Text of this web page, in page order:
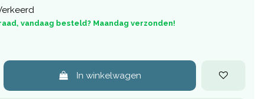
vandaag besteld? Maandag verzonden!
In winkelwagen